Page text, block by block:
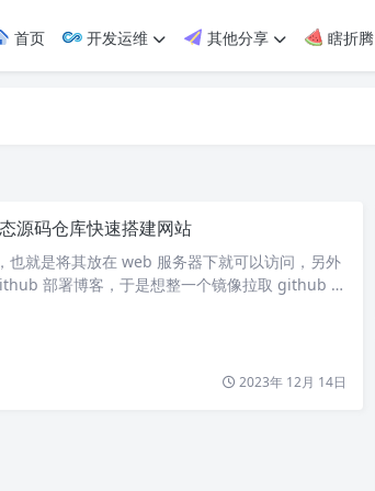
首页 开发运维 其他分享 瞎折腾
源码仓库快速搭建网站
就是将其放在 web 服务器下就可以访问，另外
部署博客，于是想整一个镜像拉取 github 代
2023年 12月 14日